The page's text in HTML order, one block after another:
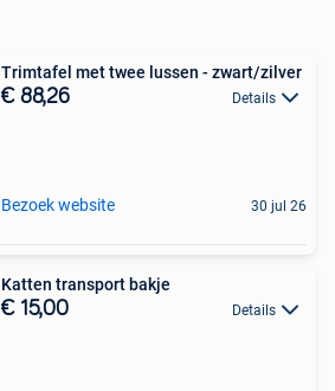
Trimtafel met twee lussen - zwart/zilver
€ 88,26 Details
Bezoek website 30 jul 26
Katten transport bakje
€ 15,00 Details